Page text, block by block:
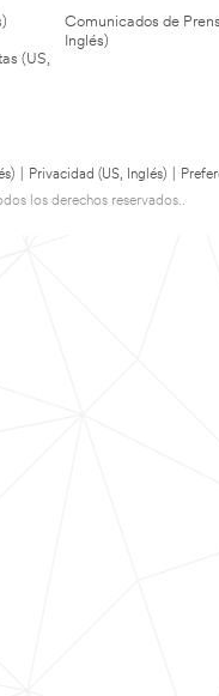
(US,
Comunicados de
Inglés)
Privacidad (US, Inglés)
los derechos reservados..